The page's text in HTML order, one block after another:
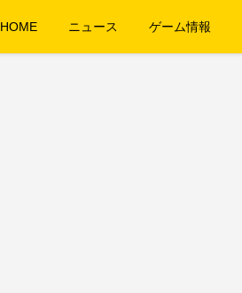
HOME ニュース ゲーム情報